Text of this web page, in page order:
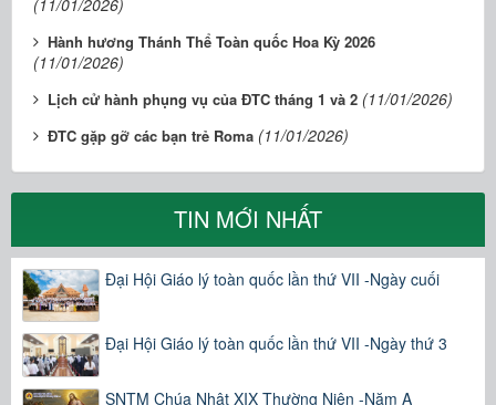
(11/01/2026)
Hành hương Thánh Thể Toàn quốc Hoa Kỳ 2026
(11/01/2026)
Lịch cử hành phụng vụ của ĐTC tháng 1 và 2 (11/01/2026)
ĐTC gặp gỡ các bạn trẻ Roma (11/01/2026)
TIN MỚI NHẤT
Đại Hội Giáo lý toàn quốc lần thứ VII -Ngày cuối
Đại Hội Giáo lý toàn quốc lần thứ VII -Ngày thứ 3
SNTM Chúa Nhật XIX Thường Niên -Năm A